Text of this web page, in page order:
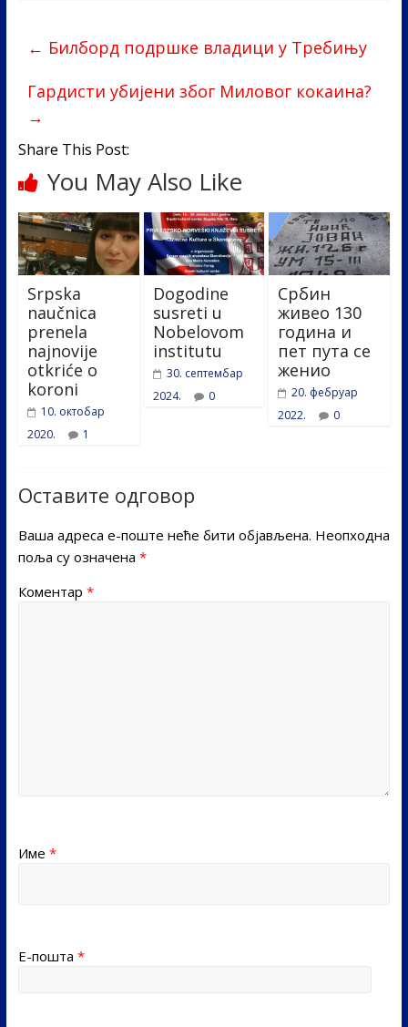
b
o
o
er e
dI
n
e
← Билборд подршке владици у Требињу
Гардисти убијени због Миловог кокаина?
→
Share This Post:
You May Also Like
Srpska
naučnica
prenela
najnovije
otkriće o
koroni
10. октобар
2020.
1
Dogodine
susreti u
Nobelovom
institutu
30. септембар
2024.
0
Србин
живео 130
година и
пет пута се
женио
20. фебруар
2022.
0
Оставите одговор
Ваша адреса е-поште неће бити објављена. Неопходна
поља су означена *
Коментар *
Име *
Е-пошта *